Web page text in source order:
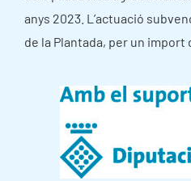
anys 2023. L’actuació
de la Plantada, per un import